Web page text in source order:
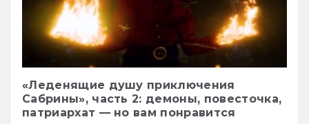
«Леденящие душу приключения
Сабрины», часть 2: демоны, повесточка,
патриархат — но вам понравится